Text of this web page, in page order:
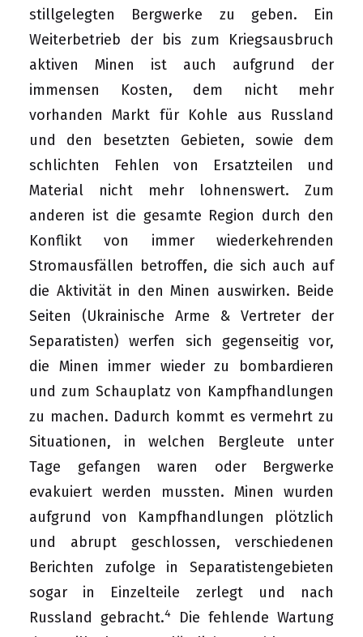
stillgelegten Bergwerke zu geben. Ein
Weiterbetrieb der bis zum Kriegsausbruch
aktiven Minen ist auch aufgrund der
immensen Kosten, dem nicht mehr
vorhanden Markt für Kohle aus Russland
und den besetzten Gebieten, sowie dem
schlichten Fehlen von Ersatzteilen und
Material nicht mehr lohnenswert. Zum
anderen ist die gesamte Region durch den
Konflikt von immer wiederkehrenden
Stromausfällen betroffen, die sich auch auf
die Aktivität in den Minen auswirken. Beide
Seiten (Ukrainische Arme & Vertreter der
Separatisten) werfen sich gegenseitig vor,
die Minen immer wieder zu bombardieren
und zum Schauplatz von Kampfhandlungen
zu machen. Dadurch kommt es vermehrt zu
Situationen, in welchen Bergleute unter
Tage gefangen waren oder Bergwerke
evakuiert werden mussten. Minen wurden
aufgrund von Kampfhandlungen plötzlich
und abrupt geschlossen, verschiedenen
Berichten zufolge in Separatistengebieten
sogar in Einzelteile zerlegt und nach
Russland gebracht.4
Die fehlende Wartung